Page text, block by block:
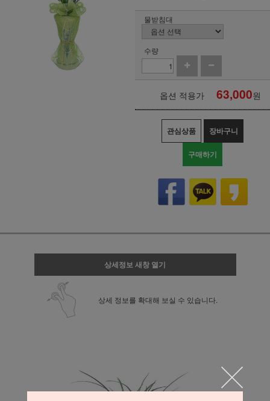
물받침대
수량
옵션 적용가 63,000원
관심상품 장바구니
구매하기
상세정보 새창 열기
상세 정보를 확대해 보실 수 있습니다.